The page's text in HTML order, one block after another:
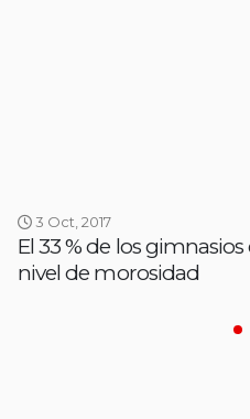
3 Oct, 2017
El 33 % de los
nivel de morosidad